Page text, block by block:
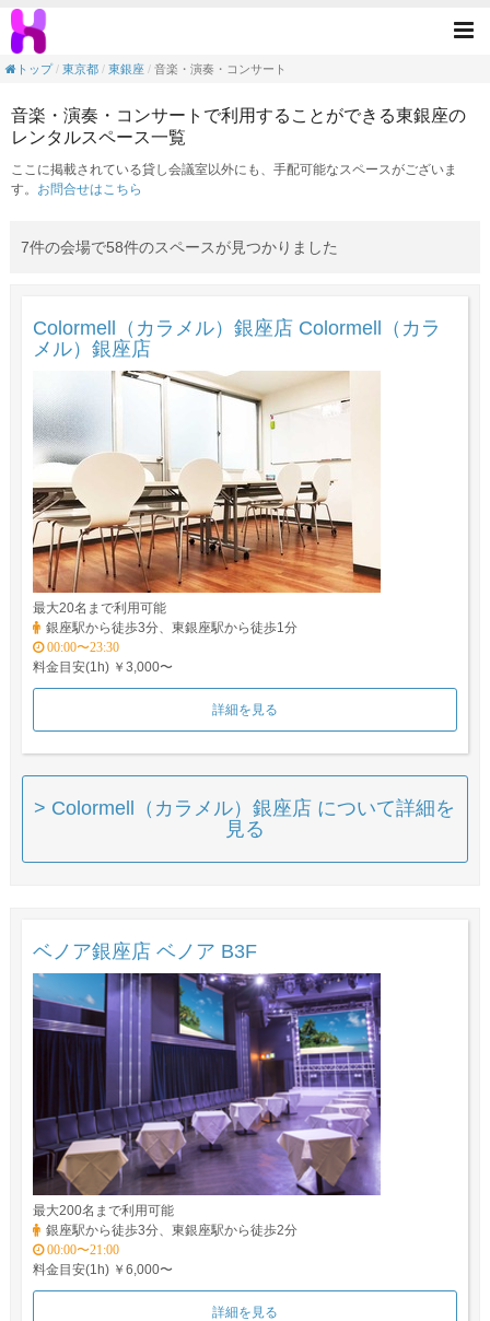
音楽・演奏・コンサートの目的で利用でき
トップ
東京都 東銀座 音楽・演奏・コンサート
音楽・演奏・コンサートで利用することができる東銀座の
レンタルスペース一覧
ここに掲載されている貸し会議室以外にも、手配可能なスペースがございま
す。 お問合せはこちら
7件の会場で58件のスペースが見つかりました
Colormell（カラメル）銀座店 Colormell（カラ
メル）銀座店
最大20名まで利用可能
銀座駅から徒歩3分、東銀座駅から徒歩1分
00:00〜23:30
料金目安(1h) ￥3,000〜
詳細を見る
> Colormell（カラメル）銀座店 について詳細を
見る
ベノア銀座店 ベノア B3F
最大200名まで利用可能
銀座駅から徒歩3分、東銀座駅から徒歩2分
00:00〜21:00
料金目安(1h) ￥6,000〜
詳細を見る